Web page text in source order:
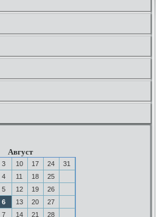
Август
3 10 17 24
31
4 11 18
25
5 12 19
26
6 13 20
27
7 14 21
28